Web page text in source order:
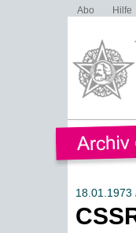
Abo Hilfe
18.01.1973